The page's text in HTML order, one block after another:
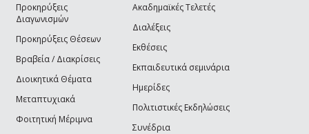
Προκηρύξεις
Διαγωνισμών
Προκηρύξεις Θέσεων
Βραβεία / Διακρίσεις
Διοικητικά Θέματα
Μεταπτυχιακά
Φοιτητική Μέριμνα
Ακαδημαϊκές Τελετές
Διαλέξεις
Εκθέσεις
Εκπαιδευτικά σεμινάρια
Ημερίδες
Πολιτιστικές Εκδηλώσεις
Συνέδρια